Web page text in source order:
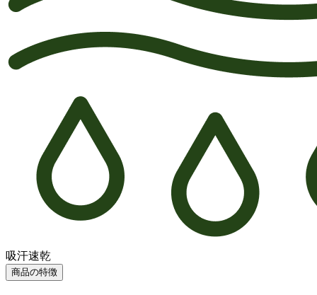
吸汗速乾
商品の特徴